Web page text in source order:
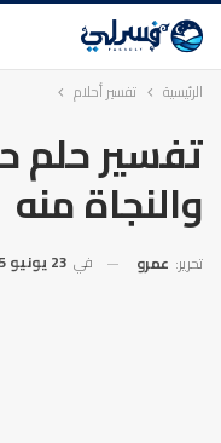
الرئيسية تفسير أحلام
تفسير حلم
والنجاة منه
تحرير: عمرو في 23 يونيو 2025